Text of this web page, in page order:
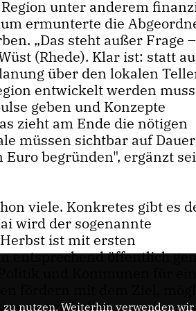
unter anderem
ermunterte die
„Das steht außer Frage
(Rhede). Klar ist: statt
über den lokalen
entwickelt werden
geben und Konzepte
zieht am Ende die nötigen
müssen sichtbar auf Dauer
begründen", ergänzt
viele. Konkretes gibt es
wird der sogenannte
ist mit ersten
entsprechend öffentlich
fördern mit dem Ziel,
zu entwickeln.
nutzen. Weiterhin verwenden